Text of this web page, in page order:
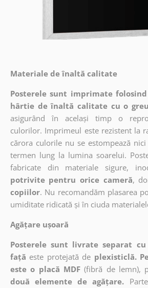
Materiale de înaltă calitate
Posterele sunt imprimate
hârtie de înaltă calitate cu o
asigurând în același timp o
culorilor. Imprimeul este rezistent la
cărora culorile nu se estompează
termen lung la lumina soarelui.
fabricate din materiale sigure,
potrivite pentru orice cameră,
copiilor. Nu recomandăm plasarea
umiditate ridicată și în ciuda
Agățare ușoară
Posterele sunt livrate separat
față este protejată de plexisticlă.
este o placă MDF (fibră de lemn),
două elemente de agățare.